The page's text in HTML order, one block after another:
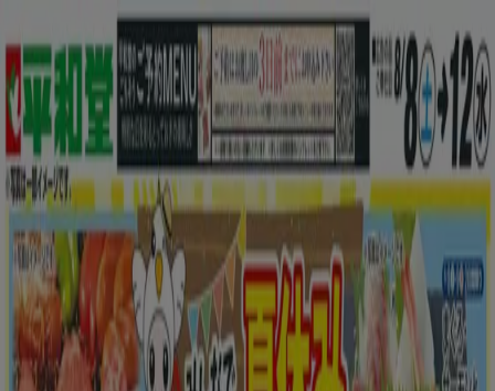
あなたはここにいる：
北見市
Featuredスーパーマーケット
ホームセンター&
ペット ドラッグストア レストラン
カラオケ & エンター
テイメント スポーツ おもちゃ&子供向け商品
車&モーターバ
イク
広告